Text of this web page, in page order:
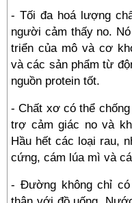
- Tối đa hoá lượng
người cảm thấy no.
triển của mô và cơ
và các sản phẩm từ
nguồn protein tốt.
- Chất xơ có thể
trợ cảm giác no và
Hầu hết các loại rau,
cứng, cám lúa mì và
- Đường không chỉ